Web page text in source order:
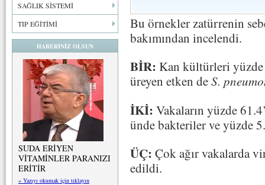
SAĞLIK SİSTEMİ
TIP EĞİTİMİ
HABERİNİZ OLSUN
SUDA ERİYEN
VİTAMİNLER PARANIZI
ERİTİR
» Yazıyı okumak için tıklayın
Bu örnekler zatürrenin
bakımından incelendi.
BİR: Kan kültürleri
üreyen etken deS.
İKİ: Vakaların yüzde
ünde bakteriler ve yüzde
ÜÇ: Çok ağır vakalarda
edildi.